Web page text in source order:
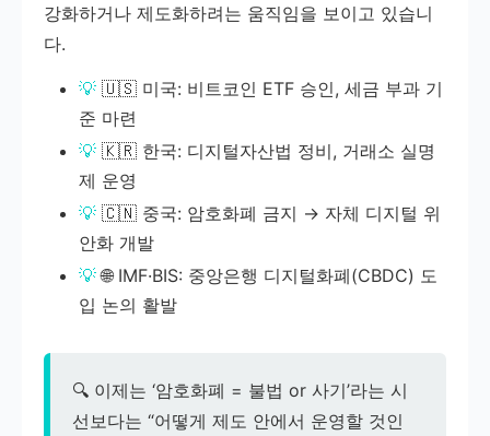
강화하거나 제도화하려는 움직임을 보이고 있습니
다.
🇺🇸 미국: 비트코인 ETF 승인, 세금 부과 기
준 마련
🇰🇷 한국: 디지털자산법 정비, 거래소 실명
제 운영
🇨🇳 중국: 암호화폐 금지 → 자체 디지털 위
안화 개발
🌐 IMF·BIS: 중앙은행 디지털화폐(CBDC) 도
입 논의 활발
🔍 이제는 ‘암호화폐 = 불법 or 사기’라는 시
선보다는 “어떻게 제도 안에서 운영할 것인